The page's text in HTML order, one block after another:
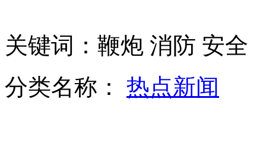
关键词：鞭炮 消防 安全
分类名称： 热点新闻